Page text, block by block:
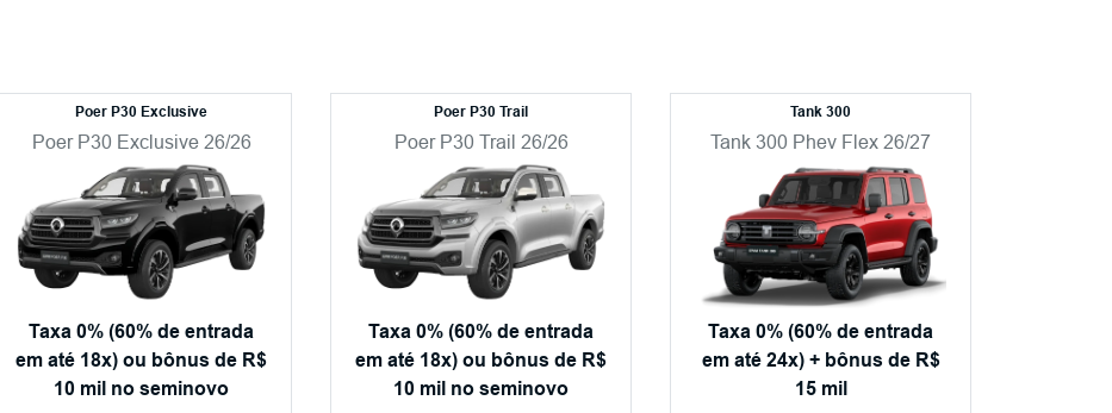
Poer P30 Exclusive
Poer P30 Exclusive 26/26
Taxa 0% (60% de entrada
em até 18x) ou bônus de R$
10 mil no seminovo
Poer P30 Trail
Poer P30 Trail 26/26
Taxa 0% (60% de entrada
em até 18x) ou bônus de R$
10 mil no seminovo
Tank 300
Tank 300 Phev Flex 26/27
Taxa 0% (60% de entrada
em até 24x) + bônus de R$
15 mil